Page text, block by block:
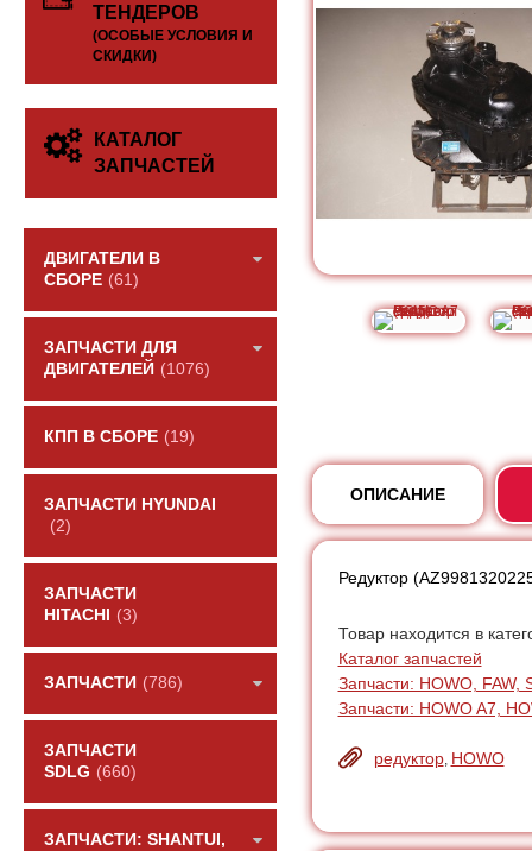
ТЕНДЕРОВ
(ОСОБЫЕ УСЛОВИЯ И
СКИДКИ)
КАТАЛОГ
ЗАПЧАСТЕЙ
ДВИГАТЕЛИ В
СБОРЕ (61)
ЗАПЧАСТИ ДЛЯ
ДВИГАТЕЛЕЙ (1076)
КПП В СБОРЕ (19)
ЗАПЧАСТИ HYUNDAI
(2)
ЗАПЧАСТИ
HITACHI
(3)
ЗАПЧАСТИ (786)
ЗАПЧАСТИ
SDLG (660)
ЗАПЧАСТИ: SHANTUI,
ОПИСАНИЕ
Редуктор
Товар находится в
Каталог запчастей
Запчасти: HOWO, FAW,
Запчасти: HOWO A7,
редуктор, HOWO